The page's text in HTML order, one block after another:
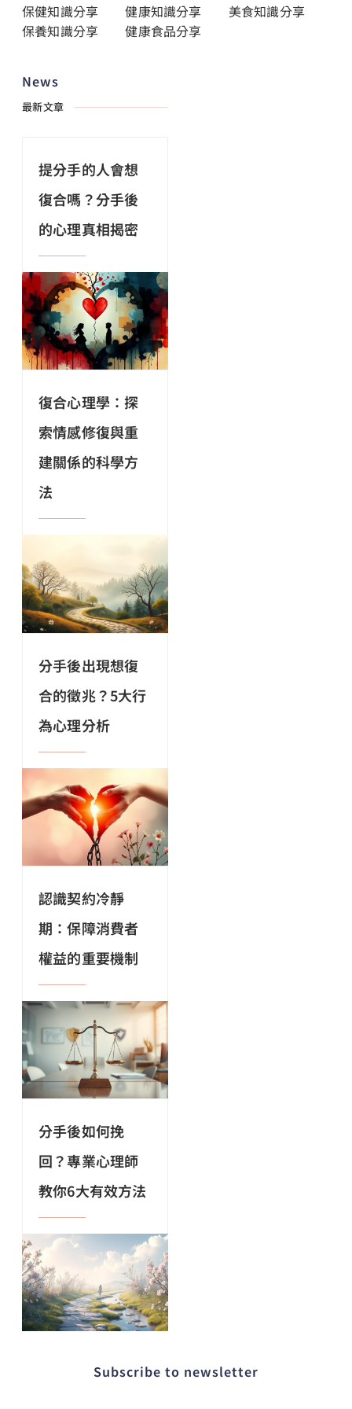
保健知識分享 健康知識分享
美食知識分享
保養知識分享
健康食品分享
News
最新文章
提分手的人會想
復合嗎？分手後
的心理真相揭密
復合心理學：探
索情感修復與重
建關係的科學方
法
分手後出現想復
合的徵兆？5大行
為心理分析
認識契約冷靜
期：保障消費者
權益的重要機制
分手後如何挽
回？專業心理師
教你6大有效方法
Subscribe to newsletter​